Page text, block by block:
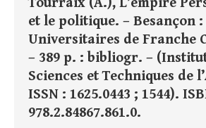
Tourraix (A.), L’empire
et le politique. – Besançon :
Universitaires de Franche
– 389 p. : bibliogr. –
Sciences et Techniques de
ISSN : 1625.0443 ; 1544).
978.2.84867.861.0.